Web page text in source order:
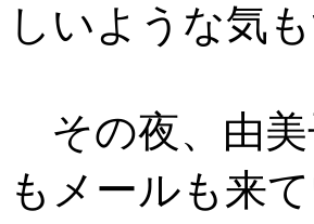
しいような気
その夜、由美
もメールも来